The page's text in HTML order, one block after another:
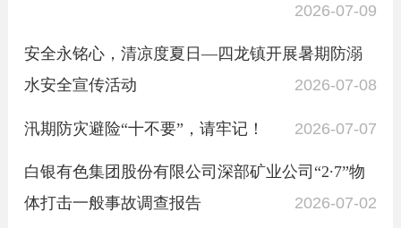
2026-07-09
安全永铭心，清凉度夏日—四龙镇开展暑期防溺
水安全宣传活动
2026-07-08
汛期防灾避险“十不要”，请牢记！ 2026-07-07
白银有色集团股份有限公司深部矿业公司“2∙7”物
体打击一般事故调查报告
2026-07-02